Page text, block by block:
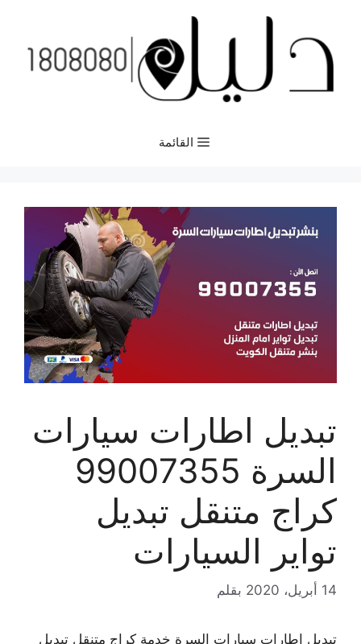
المحتوى
القائمة
تبديل اطارات سيارات
السرة 99007355
كراج متنقل تبديل
تواير السيارات
14 أبريل، 2020 بقلم
تبديل اطارات سيارات السرة خدمة كراج متنقل تبديل